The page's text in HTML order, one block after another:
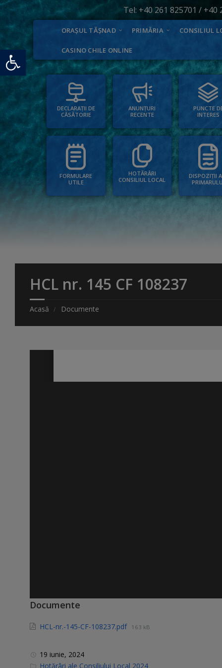
Deschide bara de unelte
Tel: +40 261 825701 / +40
ORAȘUL TĂȘNAD PRIMĂRIA CONSILIUL
CASINO CHILE ONLINE
DECLARAȚII DE
CĂSĂTORIE
ANUNȚURI
RECENTE
PUNCTE
INTERES
FORMULARE
UTILE
HOTĂRÂRI
CONSILIUL LOCAL
DISPOZIȚII
HCL nr. 145 CF 108237
Acasă Documente
Documente
HCL-nr.-145-CF-108237.pdf 163 kB
19 iunie, 2024
C
Hotărâri ale Consiliului Local 2024